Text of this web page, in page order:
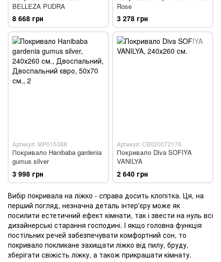
BELLEZA PUDRA
8 668 грн
Rose
3 278 грн
Артикул: MP015388
Покривало Hanibaba gardenia
gumus silver
3 998 грн
Артикул: CB020072176
Покривало Diva SOFIYA
VANILYA
2 640 грн
Вибір покривала на ліжко - справа досить клопітка. Ця, на
перший погляд, незначна деталь інтер'єру може як
посилити естетичний ефект кімнати, так і звести на нуль всі
дизайнерські старання господині. І якщо головна функція
постільних речей забезпечувати комфортний сон, то
покривало покликане захищати ліжко від пилу, бруду,
зберігати свіжість ліжку, а також прикрашати кімнату.